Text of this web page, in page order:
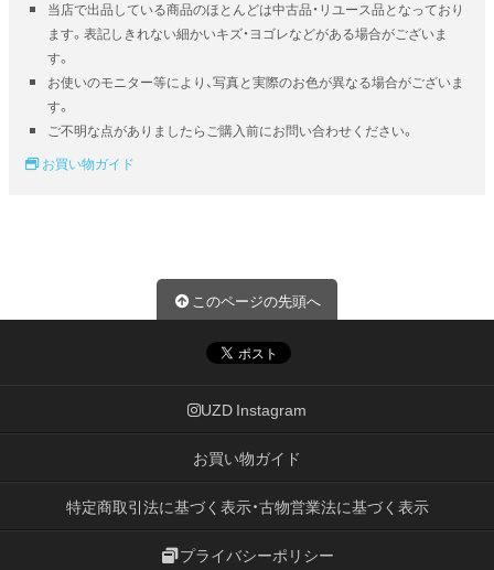
当店で出品している商品のほとんどは中古品・リユース品となっており
ます。表記しきれない細かいキズ・ヨゴレなどがある場合がございま
す。
お使いのモニター等により、写真と実際のお色が異なる場合がございま
す。
ご不明な点がありましたらご購入前にお問い合わせください。
お買い物ガイド
このページの先頭へ
UZD Instagram
お買い物ガイド
特定商取引法に基づく表示・古物営業法に基づく表示
プライバシーポリシー